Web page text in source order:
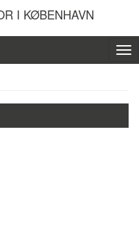
I KØBENHAVN